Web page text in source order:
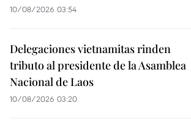
10/08/2026 03:54
Delegaciones vietnamitas rinden
tributo al presidente de la Asamblea
Nacional de Laos
10/08/2026 03:20